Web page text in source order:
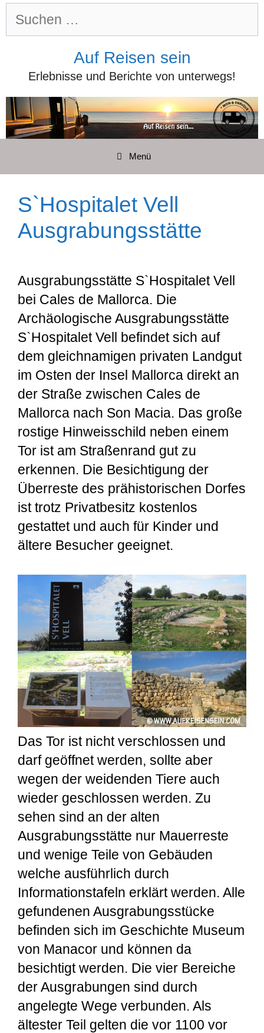
Zum
Inhalt
Suchen
Auf Reisen sein
Erlebnisse und Berichte von unterwegs!
Menü
S`Hospitalet Vell
Ausgrabungsstätte
Ausgrabungsstätte S`Hospitalet Vell
bei Cales de Mallorca. Die
Archäologische Ausgrabungsstätte
S`Hospitalet Vell befindet sich auf
dem gleichnamigen privaten Landgut
im Osten der Insel Mallorca direkt an
der Straße zwischen Cales de
Mallorca nach Son Macia. Das große
rostige Hinweisschild neben einem
Tor ist am Straßenrand gut zu
erkennen. Die Besichtigung der
Überreste des prähistorischen Dorfes
ist trotz Privatbesitz kostenlos
gestattet und auch für Kinder und
ältere Besucher geeignet.
Das Tor ist nicht verschlossen und
darf geöffnet werden, sollte aber
wegen der weidenden Tiere auch
wieder geschlossen werden. Zu
sehen sind an der alten
Ausgrabungsstätte nur Mauerreste
und wenige Teile von Gebäuden
welche ausführlich durch
Informationstafeln erklärt werden. Alle
gefundenen Ausgrabungsstücke
befinden sich im Geschichte Museum
von Manacor und können da
besichtigt werden. Die vier Bereiche
der Ausgrabungen sind durch
angelegte Wege verbunden. Als
ältester Teil gelten die vor 1100 vor